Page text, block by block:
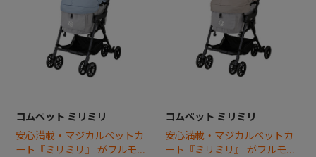
コムペット ミリミリ
安心満載・マジカルペットカ
ート『ミリミリ』 がフルモデ
コムペット ミリミリ
安心満載・マジカルペットカ
ート『ミリミリ』 がフルモデ